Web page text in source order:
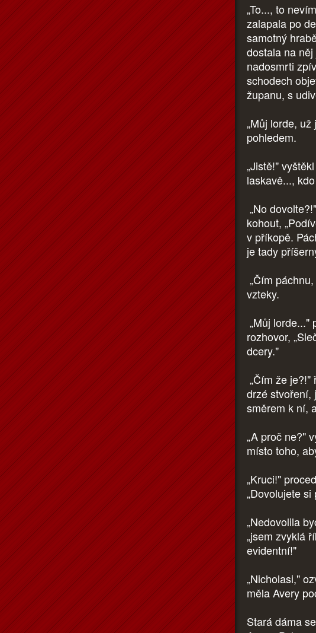
„To..., to
zalapala po
samotný
dostala na
nadosmrti
schodech
županu, s
„Můj lorde,
pohledem.
„Jistě!"
laskavě...,
„No
kohout,
v příkopě.
je tady
„Čím
vzteky.
„Můj lorde..."
rozhovor,
dcery."
„Čím že je?!"
drzé stvoření,
směrem k ní,
„A proč ne?"
místo toho,
„Kruci!"
„Dovolujete
„Nedovolila
„jsem zvyklá
evidentní!"
„Nicholasi,"
měla Avery
Stará dáma